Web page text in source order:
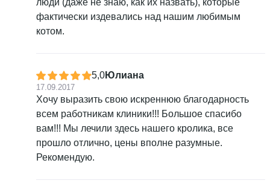
люди (даже не знаю, как их назвать), которые
фактически издевались над нашим любимым
котом.
5,0Юлиана
17.09.2017
Хочу выразить свою искреннюю благодарность
всем работникам клиники!!! Большое спасибо
вам!!! Мы лечили здесь нашего кролика, все
прошло отлично, цены вполне разумные.
Рекомендую.